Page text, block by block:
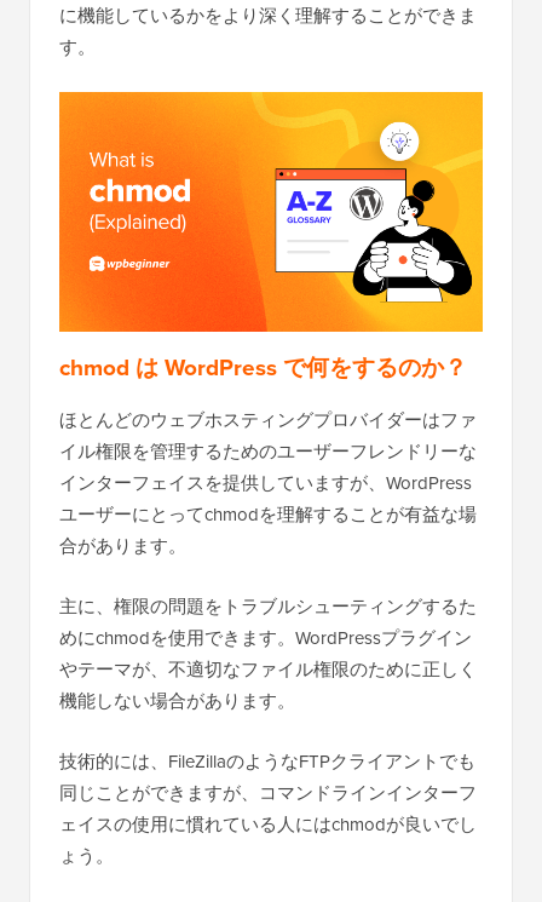
に機能しているかをより深く理解することができま
す。
chmod は WordPress で何をするのか？
ほとんどのウェブホスティングプロバイダーはファ
イル権限を管理するためのユーザーフレンドリーな
インターフェイスを提供していますが、WordPress
ユーザーにとってchmodを理解することが有益な場
合があります。
主に、権限の問題をトラブルシューティングするた
めにchmodを使用できます。WordPressプラグイン
やテーマが、不適切なファイル権限のために正しく
機能しない場合があります。
技術的には、FileZillaのようなFTPクライアントでも
同じことができますが、コマンドラインインターフ
ェイスの使用に慣れている人にはchmodが良いでし
ょう。